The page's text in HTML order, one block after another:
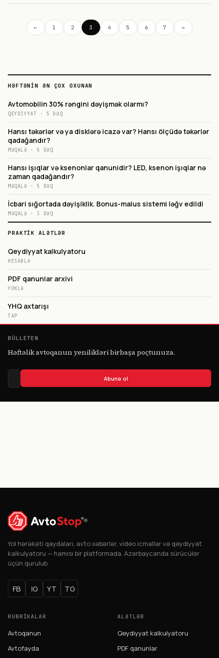
← 1 2 3 4 5 6 7 →
HƏFTƏNIN ƏN ÇOX OXUNAN
Avtomobilin 30% rəngini dəyişmək olarmı?
QEYDIYYAT · 5 DƏQ
Hansı təkərlər və ya disklərə icazə var? Hansı ölçüdə təkərlər
qadağandır?
MƏQALƏ · 5 DƏQ
Hansı işıqlar və ksenonlar qanunidir? LED, ksenon işıqlar nə
zaman qadağandır?
MƏQALƏ · 5 DƏQ
İcbari sığortada dəyişiklik. Bonus-malus sistemi ləğv edildi
MƏQALƏ · 3 DƏQ
PRAKTIK ALƏTLƏR
Qeydiyyat kalkulyatoru
HESABLA
PDF qanunlar arxivi
YÜKLƏ
YHQ axtarışı
TAP
BÜLLETEN
Həftəlik avtoqanun yenilikləri birbaşa poçtunuza.
Abunə ol
®
Yol hərəkəti qaydaları, avto xəbərlər, video icmallar və qeydiyyat
kalkulyatoru — hamısı bir platformada. Azərbaycanda sürücülər
üçün qurulub.
FB IG YT TG
RUBRIKALAR
Avtoqanun
Avtofayda
ALƏTLƏR
Qeydiyyat kalkulyatoru
PDF qanunlar